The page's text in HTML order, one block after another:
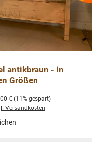
antikbraun - in
Größen
Preis:
€ (11% gespart)
Versandkosten